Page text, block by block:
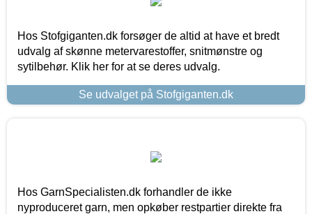
Hos Stofgiganten.dk forsøger de altid at have et bredt
udvalg af skønne metervarestoffer, snitmønstre og
sytilbehør. Klik her for at se deres udvalg.
Se udvalget på Stofgiganten.dk
Hos GarnSpecialisten.dk forhandler de ikke
nyproduceret garn, men opkøber restpartier direkte fra